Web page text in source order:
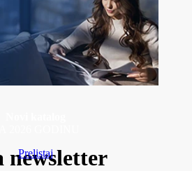
Prelistaj
newsletter